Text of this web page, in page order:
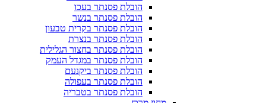
הובלת פסנתר בעכו
הובלת פסנתר בנשר
הובלת פסנתר בקרית טבעון
הובלת פסנתר בנצרת
הובלת פסנתר בחצור הגלילית
הובלת פסנתר במגדל העמק
הובלת פסנתר ביקנעם
הובלת פסנתר בעפולה
הובלת פסנתר בטבריה